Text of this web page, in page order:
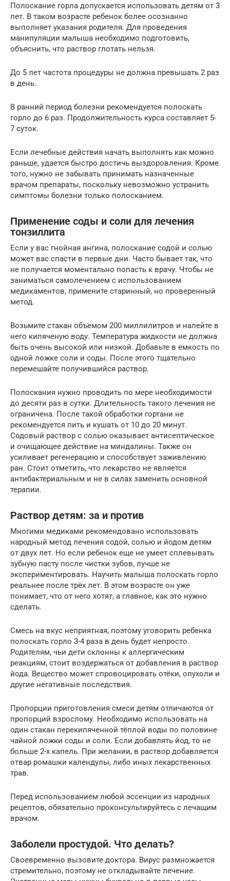
Полоскание горла допускается использовать детям от 3
лет. В таком возрасте ребенок более осознанно
выполняет указания родителя. Для проведения
манипуляции малыша необходимо подготовить,
объяснить, что раствор глотать нельзя.
До 5 лет частота процедуры не должна превышать 2 раз
в день.
В ранний период болезни рекомендуется полоскать
горло до 6 раз. Продолжительность курса составляет 5-
7 суток.
Если лечебные действия начать выполнять как можно
раньше, удается быстро достичь выздоровления. Кроме
того, нужно не забывать принимать назначенные
врачом препараты, поскольку невозможно устранить
симптомы болезни только полосканием.
Применение соды и соли для лечения
тонзиллита
Если у вас гнойная ангина, полоскание содой и солью
может вас спасти в первые дни. Часто бывает так, что
не получается моментально попасть к врачу. Чтобы не
заниматься самолечением с использованием
медикаментов, примените старинный, но проверенный
метод.
Возьмите стакан объемом 200 миллилитров и налейте в
него кипяченую воду. Температура жидкости не должна
быть очень высокой или низкой. Добавьте в емкость по
одной ложке соли и соды. После этого тщательно
перемешайте получившийся раствор.
Полоскания нужно проводить по мере необходимости
до десяти раз в сутки. Длительность такого лечения не
ограничена. После такой обработки гортани не
рекомендуется пить и кушать от 10 до 20 минут.
Содовый раствор с солью оказывает антисептическое
и очищающее действие на миндалины. Также он
усиливает регенерацию и способствует заживлению
ран. Стоит отметить, что лекарство не является
антибактериальным и не в силах заменить основной
терапии.
Раствор детям: за и против
Многими медиками рекомендовано использовать
народный метод лечения содой, солью и йодом детям
от двух лет. Но если ребенок еще не умеет сплевывать
зубную пасту после чистки зубов, лучше не
экспериментировать. Научить малыша полоскать горло
реальнее после трёх лет. В этом возрасте он уже
понимает, что от него хотят, а главное, как это нужно
сделать.
Смесь на вкус неприятная, поэтому уговорить ребенка
полоскать горло 3-4 раза в день будет непросто.
Родителям, чьи дети склонны к аллергическим
реакциям, стоит воздержаться от добавления в раствор
йода. Вещество может спровоцировать отёки, опухоли и
другие негативные последствия.
Пропорции приготовления смеси детям отличаются от
пропорций взрослому. Необходимо использовать на
один стакан перекипяченной тёплой воды по половине
чайной ложки соды и соли. Если добавлять йод, то не
больше 2-х капель. При желании, в раствор добавляется
отвар ромашки календулы, либо иных лекарственных
трав.
Перед использованием любой эссенции из народных
рецептов, обязательно проконсультируйтесь с лечащим
врачом.
Заболели простудой. Что делать?
Своевременно вызовите доктора. Вирус размножается
стремительно, поэтому не откладывайте лечение.